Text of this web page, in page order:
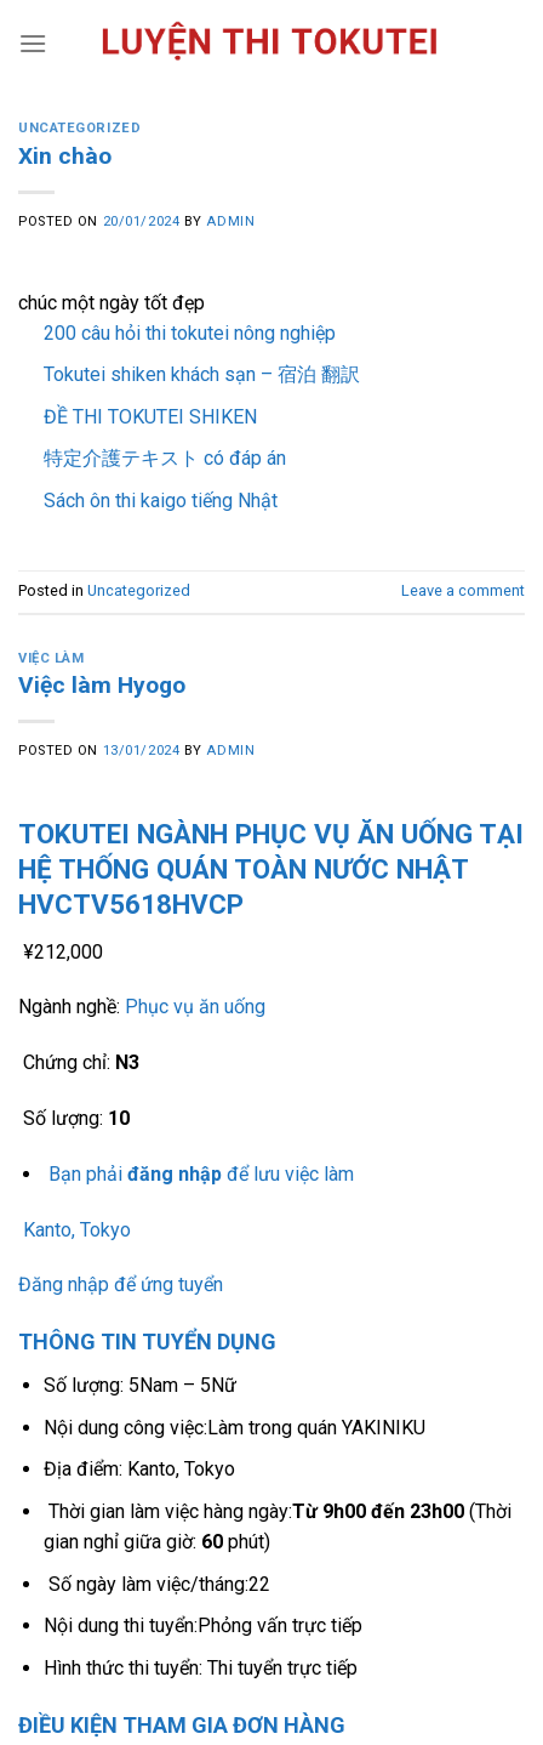
UNCATEGORIZED
Xin chào
POSTED ON 20/01/2024 BY ADMIN
chúc một ngày tốt đẹp
200 câu hỏi thi tokutei nông nghiệp
Tokutei shiken khách sạn – 宿泊 翻訳
ĐỀ THI TOKUTEI SHIKEN
特定介護テキスト có đáp án
Sách ôn thi kaigo tiếng Nhật
Posted in Uncategorized Leave a comment
VIỆC LÀM
Việc làm Hyogo
POSTED ON 13/01/2024 BYADMIN
TOKUTEI NGÀNH PHỤC VỤ ĂN UỐNG TẠI
HỆ THỐNG QUÁN TOÀN NƯỚC NHẬT
HVCTV5618HVCP
¥212,000
Ngành nghề: Phục vụ ăn uống
Chứng chỉ: N3
Số lượng: 10
Bạn phải đăng nhậpđể lưu việc làm
Kanto, Tokyo
Đăng nhập để ứng tuyển
THÔNG TIN TUYỂN DỤNG
Số lượng: 5Nam – 5Nữ
Nội dung công việc:Làm trong quán YAKINIKU
Địa điểm: Kanto, Tokyo
Thời gian làm việc hàng ngày:Từ 9h00 đến 23h00(Thời
gian nghỉ giữa giờ: 60phút)
Số ngày làm việc/tháng:22
Nội dung thi tuyển:Phỏng vấn trực tiếp
Hình thức thi tuyển: Thi tuyển trực tiếp
ĐIỀU KIỆN THAM GIA ĐƠN HÀNG